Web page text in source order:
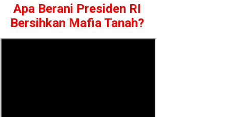
Apa Berani Presiden RI
Bersihkan Mafia Tanah?